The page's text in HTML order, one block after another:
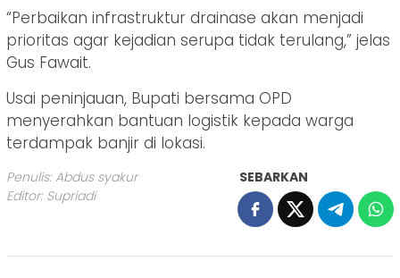
“Perbaikan infrastruktur drainase akan menjadi
prioritas agar kejadian serupa tidak terulang,” jelas
Gus Fawait.
Usai peninjauan, Bupati bersama OPD
menyerahkan bantuan logistik kepada warga
terdampak banjir di lokasi.
Penulis: Abdus syakur
Editor: Supriadi
SEBARKAN